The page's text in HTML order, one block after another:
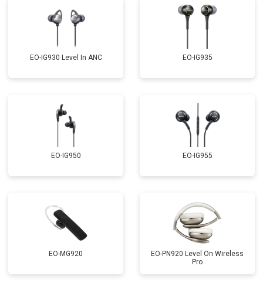
EO-IG930 Level In ANC EO-IG935
EO-IG950 EO-IG955
EO-MG920
EO-PN920 Level On Wireless
Pro